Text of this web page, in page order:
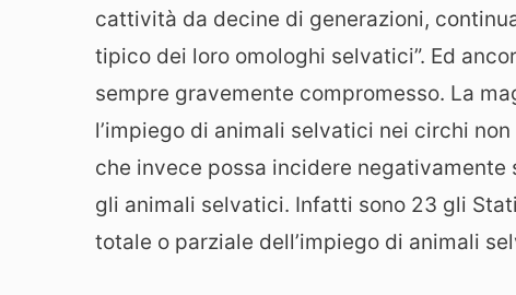
cattività da decine di generazioni,
tipico dei loro omologhi selvatici”. Ed
sempre gravemente compromesso. La
l’impiego di animali selvatici nei circhi
che invece possa incidere
gli animali selvatici. Infatti sono 23 gli
totale o parziale dell’impiego di animali